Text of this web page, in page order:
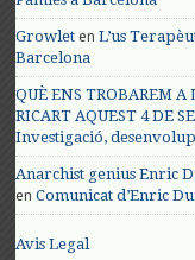
Growlet enL’us
Barcelona
QUÈ ENS TROBAREM A
RICART AQUEST 4 DE
Investigació,
Anarchist genius Enric
enComunicat d’Enric
Avis Legal